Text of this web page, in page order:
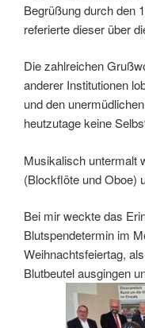
Begrüßung durch den
referierte dieser über
Die zahlreichen
anderer Institutionen
und den
heutzutage keine
Musikalisch untermalt
(Blockflöte und Oboe)
Bei mir weckte das
Blutspendetermin im
Weihnachtsfeiertag,
Blutbeutel ausgingen